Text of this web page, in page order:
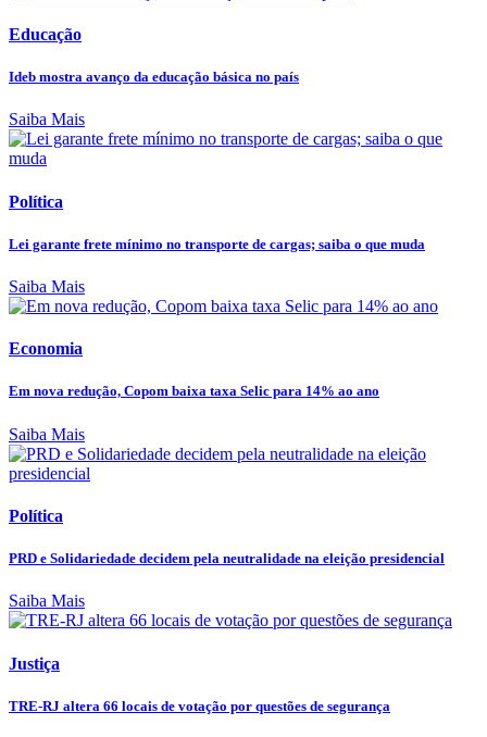
Educação
Ideb mostra avanço da educação básica no país
Saiba Mais
Política
Lei garante frete mínimo no transporte de cargas; saiba o que muda
Saiba Mais
Economia
Em nova redução, Copom baixa taxa Selic para 14% ao ano
Saiba Mais
Política
PRD e Solidariedade decidem pela neutralidade na eleição presidencial
Saiba Mais
Justiça
TRE-RJ altera 66 locais de votação por questões de segurança